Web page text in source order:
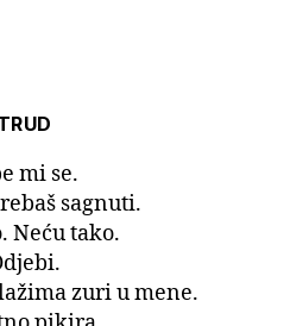
mi se.
sagnuti.
Neću tako.
zuri u mene.